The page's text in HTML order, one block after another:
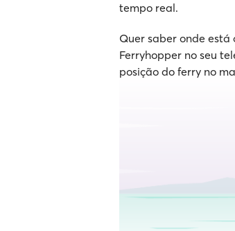
tempo real.
Quer saber onde está
Ferryhopper no seu
posição do ferry no